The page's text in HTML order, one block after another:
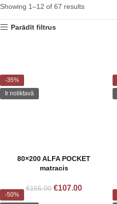
Showing 1–12 of 67 results
Parādīt filtrus
-35%
Ir noliktavā
80×200 ALFA POCKET
matracis
€165.00 €107.00
-50%